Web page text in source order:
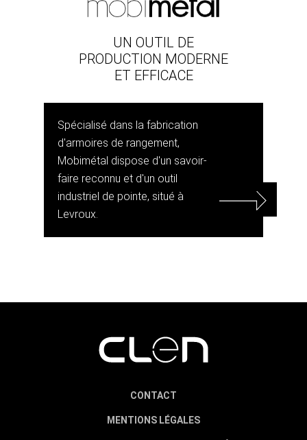
UN OUTIL DE
PRODUCTION MODERNE
ET EFFICACE
Spécialisé dans la fabrication
d'armoires de rangement,
Mobimétal dispose d'un savoir-
faire reconnu et d'un outil
industriel de pointe, situé à
Levroux.
CONTACT
MENTIONS LÉGALES